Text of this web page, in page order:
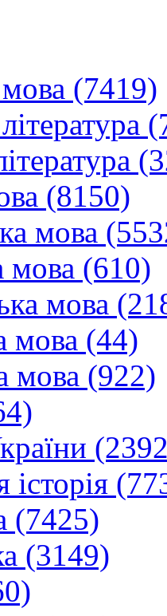
(7419)
(8150)
мова
мова (610)
мова
мова (44)
мова (922)
історія
(7425)
(3149)